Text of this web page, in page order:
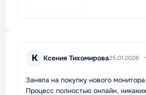
К Ксения Тихомирова25.01.2026
Заняла на покупку нового
Процесс полностью онлайн,